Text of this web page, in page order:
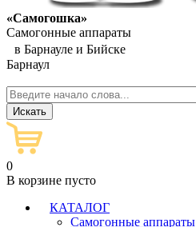
«Самогошка»
Самогонные аппараты
в Барнауле и Бийске
Барнаул
0
В корзине пусто
КАТАЛОГ
Самогонные аппараты